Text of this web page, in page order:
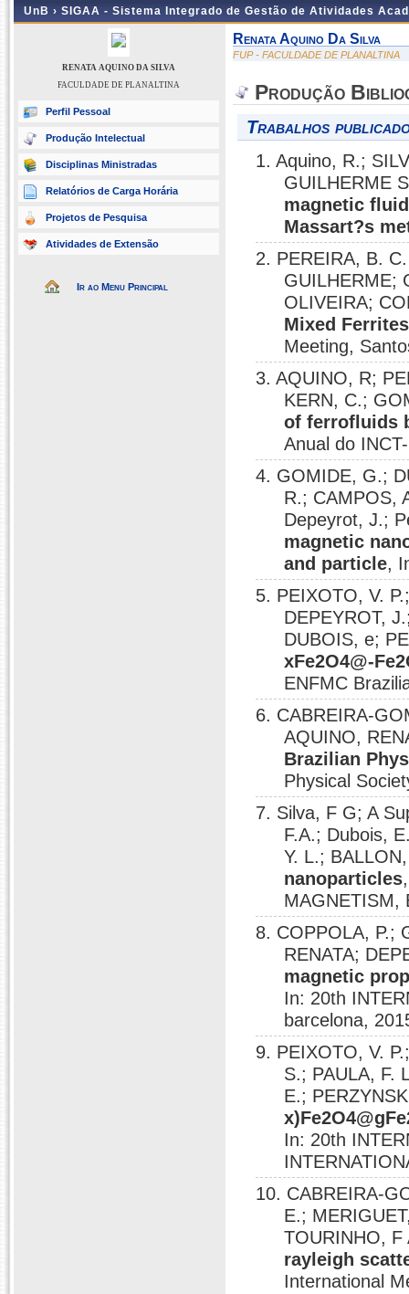
UnB › SIGAA - Sistema Integrado de Gestão de Atividades
RENATA AQUINO DA SILVA
FACULDADE DE PLANALTINA
Perfil Pessoal
Produção Intelectual
Disciplinas Ministradas
Relatórios de Carga Horária
Projetos de Pesquisa
Atividades de Extensão
Ir ao Menu Principal
Renata Aquino Da Silva
FUP - FACULDADE DE PLANALTINA
Produção
Trabalhos
1. Aquino, R.;
GUILHERME
magnetic
Massart?s
2. PEREIRA, B.
GUILHERME;
OLIVEIRA;
Mixed
Meeting,
3. AQUINO, R;
KERN, C.;
of ferrofluids
Anual do
4. GOMIDE, G.;
R.; CAMPOS,
Depeyrot, J.;
magnetic
and particle,
5. PEIXOTO, V.
DEPEYROT,
DUBOIS, e;
xFe2O4@-
ENFMC
6. CABREIRA-
AQUINO,
Brazilian
Physical
7. Silva, F G; A
F.A.; Dubois,
Y. L.;
nanoparticles
MAGNETISM,
8. COPPOLA, P.;
RENATA;
magnetic
In: 20th
barcelona,
9. PEIXOTO, V.
S.; PAULA, F.
E.;
In: 20th
10. CABREIRA-
E.;
TOURINHO,
rayleigh
International